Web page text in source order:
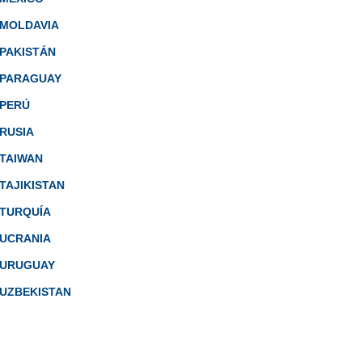
MOLDAVIA
PAKISTÁN
PARAGUAY
PERÚ
RUSIA
TAIWAN
TAJIKISTAN
TURQUÍA
UCRANIA
URUGUAY
UZBEKISTAN